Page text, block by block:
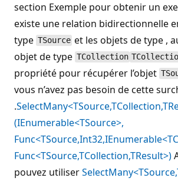
section Exemple pour obtenir un
existe une relation bidirectionnelle
type TSource et les objets de type ,
objet de type TCollection
propriété pour récupérer l’objet
vous n’avez pas besoin de cette
.
(IEnumerable<TSource>,
Func<TSource,TCollection,TResult>)
pouvez utiliser